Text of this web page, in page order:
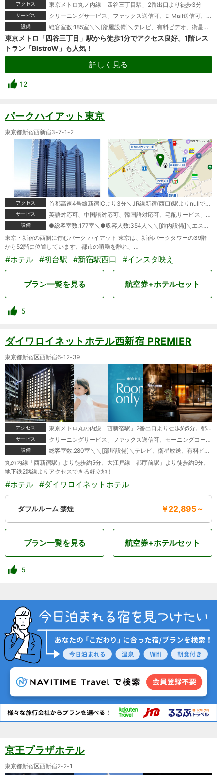
アクセス 東京メトロ丸ノ内線「四谷三丁目駅」2番出口より徒歩3分
サービス クリーニングサービス、ファックス送信可、E-Mail送信可、マッサージサービス、宅配便、駐車場あり＼＼[特典]＼ウェルカムドリンクサービス
設備 総客室数:185室＼＼[部屋設備]＼テレビ、有料ビデオ、衛星放送(無料)、ファックス(一部)、インターネット接続(LAN形式)、インターネット接続(無線LAN形式)、湯沸かしポット、お茶セット、冷蔵庫、ドライヤー、ズボンプレッサー(貸出)、電気スタンド、アイロン(貸出)、加湿器、個別空調、洗浄機付トイレ、石鹸(固形)、ボディーソープ、シャンプー、コンディショナー、洗顔ソープ、ハミガキセット、カミソリ、ブラシ、タオル、バスタオル、ナイトウェア、スリッパ＼＼[館内設備]＼レストラン、宴会場、会議室、禁煙ルーム、自動販売機、コインランドリー(有料)
東京メトロ「四谷三丁目」駅から徒歩1分でアクセス良好。1階レス
トラン「BistroW」も人気！
詳しく見る
12
パークハイアット東京
東京都新宿西新宿3-7-1-2
アクセス 首都高速4号線新宿ICより3分＼JR線新宿(西口)駅よりnullで5分＼JR線新宿(南口)駅よりnullで12分＼京王線初台駅よりnullで7分＼成田空港よりnullで90分＼羽田空港よりnullで30分＼＼[送迎]＼あり
サービス 英語対応可、中国語対応可、韓国語対応可、宅配サービス、コンシェルジュ
設備
●総客室数:177室＼●収容人数:354人＼＼[館内設備]＼エステ、ジム、バー
東京・新宿の西側に佇むパーク ハイアット 東京は、新宿パークタワーの39階
から52階に位置しています。都市の喧噪を離れ、…
#ホテル #初台駅 #新宿駅西口 #インスタ映え
プラン一覧を見る 航空券+ホテルセット
5
ダイワロイネットホテル西新宿 PREMIER
東京都新宿区西新宿6-12-39
アクセス 東京メトロ丸の内線「西新宿駅」2番出口より徒歩約5分。都営地下鉄大江戸線「都庁前駅」より徒歩約9分。アクセス至便。
サービス クリーニングサービス、ファックス送信可、モーニングコール、宅配便、駐車場あり
設備
総客室数:280室＼＼[部屋設備]＼テレビ、衛星放送、有料ビデオ、衛星放送(無料)、電話、インターネット接続(無線LAN形式)、湯沸かしポット、お茶セット、冷蔵庫、ドライヤー、ズボンプレッサー、電気スタンド(一部)、アイロン(貸出)、加湿器、個別空調、変圧器(貸出)、洗浄機付トイレ、ベビーベッド、ボディーソープ、シャンプー、コンディショナー、洗顔ソープ、入浴剤、ハミガキセット、カミソリ、ブラシ、タオル、バスタオル、ナイトウェア、スリッパ、金庫＼＼[館内設備]＼レストラン、喫茶、会議室、禁煙ルーム、コンビニエンスストア、自動販売機、コインランドリー(有料)
丸の内線「西新宿駅」より徒歩約5分、大江戸線「都庁前駅」より徒歩約9分、
地下鉄2路線よりアクセスできる好立地！
#ホテル #ダイワロイネットホテル
ダブルルーム 禁煙 ￥22,895～
プラン一覧を見る 航空券+ホテルセット
5
京王プラザホテル
東京都新宿区西新宿2-2-1